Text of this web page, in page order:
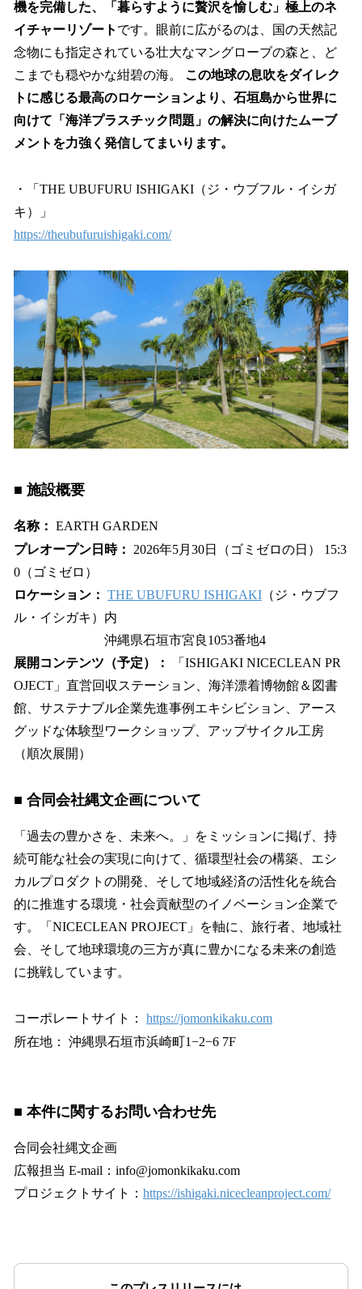
機を完備した、「暮らすように贅沢を愉しむ」極上のネ
イチャーリゾート です。眼前に広がるのは、国の天然記
念物にも指定されている壮大なマングローブの森と、ど
こまでも穏やかな紺碧の海。 この地球の息吹をダイレク
トに感じる最高のロケーションより、石垣島から世界に
向けて「海洋プラスチック問題」の解決に向けたムーブ
メントを力強く発信してまいります。
・「THE UBUFURU ISHIGAKI（ジ・ウブフル・イシガ
キ）」
https://theubufuruishigaki.com/
■ 施設概要
名称： EARTH GARDEN
プレオープン日時： 2026年5月30日（ゴミゼロの日） 15:3
0（ゴミゼロ）
ロケーション： THE UBUFURU ISHIGAKI （ジ・ウブフ
ル・イシガキ）内
沖縄県石垣市宮良1053番地4
展開コンテンツ（予定）：
「ISHIGAKI NICECLEAN PR
OJECT」直営回収ステーション、海洋漂着博物館＆図書
館、サステナブル企業先進事例エキシビション、アース
グッドな体験型ワークショップ、アップサイクル工房
（順次展開）
■ 合同会社縄文企画について
「過去の豊かさを、未来へ。」をミッションに掲げ、持
続可能な社会の実現に向けて、循環型社会の構築、エシ
カルプロダクトの開発、そして地域経済の活性化を統合
的に推進する環境・社会貢献型のイノベーション企業で
す。「NICECLEAN PROJECT」を軸に、旅行者、地域社
会、そして地球環境の三方が真に豊かになる未来の創造
に挑戦しています。
コーポレートサイト： https://jomonkikaku.com
所在地： 沖縄県石垣市浜崎町1−2−6 7F
■ 本件に関するお問い合わせ先
合同会社縄文企画
広報担当 E-mail：info@jomonkikaku.com
プロジェクトサイト： https://ishigaki.nicecleanproject.com/